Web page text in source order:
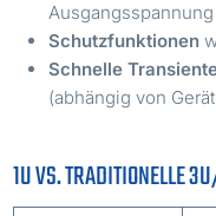
Schutzfunktionen
Schnelle
(abhängig von
1U VS. TRADITIONELLE